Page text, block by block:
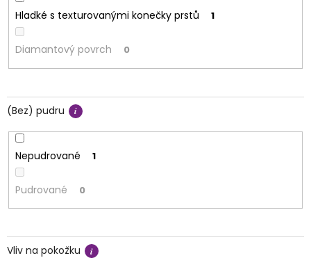
Hladké s texturovanými konečky prstů 1
Diamantový povrch 0
(Bez) pudru
Nepudrované 1
Pudrované 0
Vliv na pokožku